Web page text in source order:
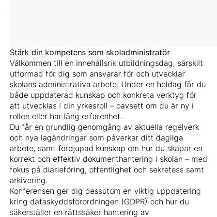
Stärk din kompetens som skoladministratör
Välkommen till en innehållsrik utbildningsdag, särskilt
utformad för dig som ansvarar för och utvecklar
skolans administrativa arbete. Under en heldag får du
både uppdaterad kunskap och konkreta verktyg för
att utvecklas i din yrkesroll – oavsett om du är ny i
rollen eller har lång erfarenhet.
Du får en grundlig genomgång av aktuella regelverk
och nya lagändringar som påverkar ditt dagliga
arbete, samt fördjupad kunskap om hur du skapar en
korrekt och effektiv dokumenthantering i skolan – med
fokus på diarieföring, offentlighet och sekretess samt
arkivering.
Konferensen ger dig dessutom en viktig uppdatering
kring dataskyddsförordningen (GDPR) och hur du
säkerställer en rättssäker hantering av